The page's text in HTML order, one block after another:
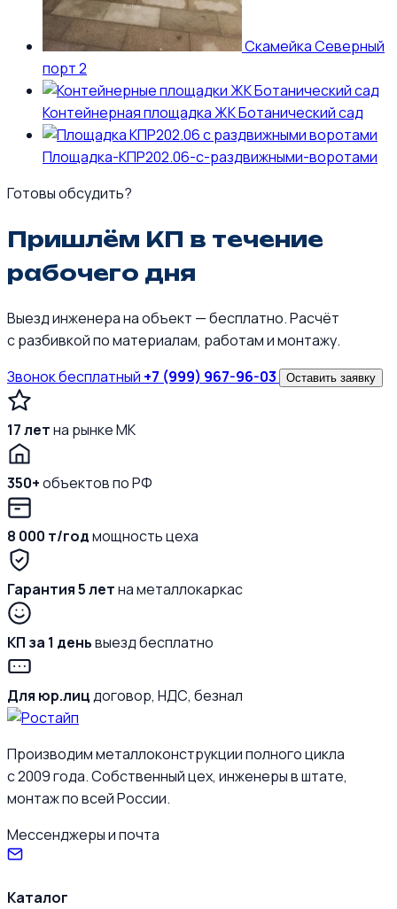
Скамейка Северный
порт 2
Контейнерная площадка ЖК Ботанический сад
Площадка-КПР202.06-с-раздвижными-воротами
Готовы обсудить?
Пришлём КП в течение
рабочего дня
Выезд инженера на объект — бесплатно. Расчёт
с разбивкой по материалам, работам и монтажу.
Звонок бесплатный +7 (999) 967-96-03 Оставить заявку
17 летна рынке МК
350+объектов по РФ
8 000 т/годмощность цеха
Гарантия 5 летна металлокаркас
КП за 1 деньвыезд бесплатно
Для юр.лицдоговор, НДС, безнал
Производим металлоконструкции полного цикла
с 2009 года. Собственный цех, инженеры в штате,
монтаж по всей России.
Мессенджеры и почта
Каталог